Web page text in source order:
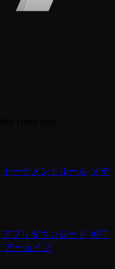
トーナメントルール メデ
アプリダウンロード APT
アーカイブ